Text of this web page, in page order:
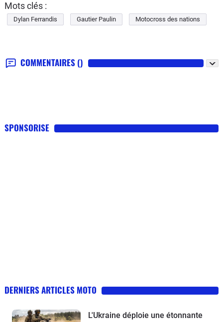
Mots clés :
Dylan Ferrandis Gautier Paulin Motocross des nations
COMMENTAIRES ()
SPONSORISE
DERNIERS ARTICLES MOTO
L'Ukraine déploie une étonnante